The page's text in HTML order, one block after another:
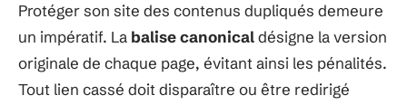
Protéger son site des contenus dupliqués demeure
un impératif. La balise canonicaldésigne la version
originale de chaque page, évitant ainsi les pénalités.
Tout lien cassé doit disparaître ou être redirigé